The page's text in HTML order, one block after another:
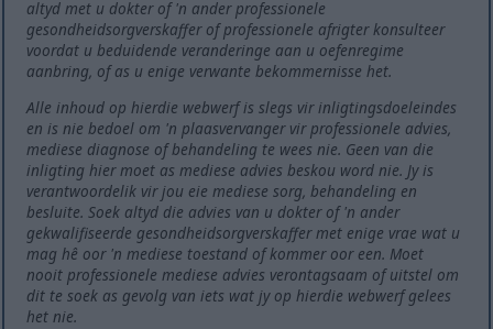
altyd met u dokter of 'n ander professionele
gesondheidsorgverskaffer of professionele afrigter konsulteer
voordat u beduidende veranderinge aan u oefenregime
aanbring, of as u enige verwante bekommernisse het.
Alle inhoud op hierdie webwerf is slegs vir inligtingsdoeleindes
en is nie bedoel om 'n plaasvervanger vir professionele advies,
mediese diagnose of behandeling te wees nie. Geen van die
inligting hier moet as mediese advies beskou word nie. Jy is
verantwoordelik vir jou eie mediese sorg, behandeling en
besluite. Soek altyd die advies van u dokter of 'n ander
gekwalifiseerde gesondheidsorgverskaffer met enige vrae wat u
mag hê oor 'n mediese toestand of kommer oor een. Moet
nooit professionele mediese advies verontagsaam of uitstel om
dit te soek as gevolg van iets wat jy op hierdie webwerf gelees
het nie.